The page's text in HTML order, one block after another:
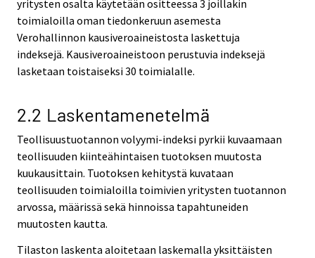
yritysten osalta käytetään ositteessa 3 joillakin
toimialoilla oman tiedonkeruun asemesta
Verohallinnon kausiveroaineistosta laskettuja
indeksejä. Kausiveroaineistoon perustuvia indeksejä
lasketaan toistaiseksi 30 toimialalle.
2.2 Laskentamenetelmä
Teollisuustuotannon volyymi-indeksi pyrkii kuvaamaan
teollisuuden kiinteähintaisen tuotoksen muutosta
kuukausittain. Tuotoksen kehitystä kuvataan
teollisuuden toimialoilla toimivien yritysten tuotannon
arvossa, määrissä sekä hinnoissa tapahtuneiden
muutosten kautta.
Tilaston laskenta aloitetaan laskemalla yksittäisten